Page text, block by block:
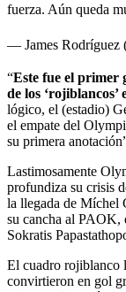
fuerza. Aún queda
— James Rodríguez
“Este fue el primer
de los
lógico, el (estadio)
el empate del
su primera
Lastimosamente
profundiza su crisis
la llegada de Míchel
su cancha al PAOK,
Sokratis
El cuadro rojiblanco
convirtieron en gol